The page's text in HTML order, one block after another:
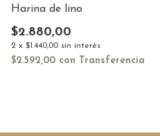
Harina de lino
$2.880,00
2 x $1.440,00 sin interés
$2.592,00 con Transferencia